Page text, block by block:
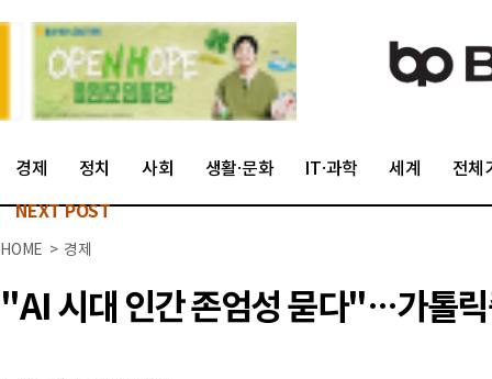
경제 정치 사회 생활·문화 IT·과학 세계 전체
NEXT POST
HOME > 경제
"AI 시대 인간 존엄성 묻다"…가톨